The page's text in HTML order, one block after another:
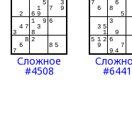
Сложное
#4508 #6441